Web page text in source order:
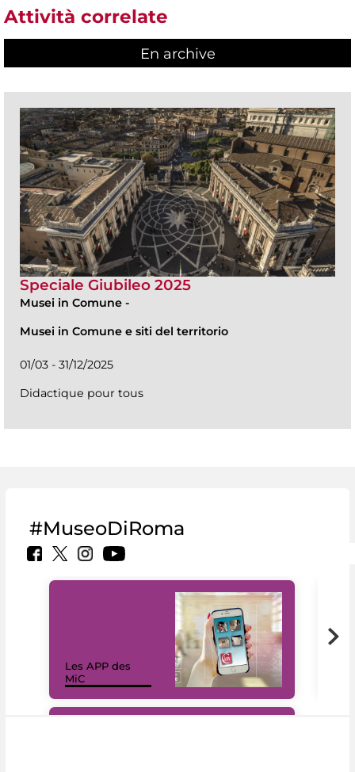
Attività correlate
En archive
Speciale Giubileo 2025
Musei in Comune -
Musei in Comune e siti del territorio
01/03 - 31/12/2025
Didactique pour tous
#MuseoDiRoma
Les APP des
MiC